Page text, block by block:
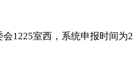
1225室西，系统申报时间为